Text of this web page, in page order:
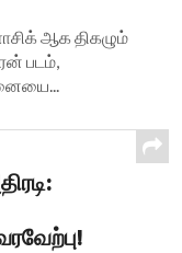
ஆக திகழும்
படம்,